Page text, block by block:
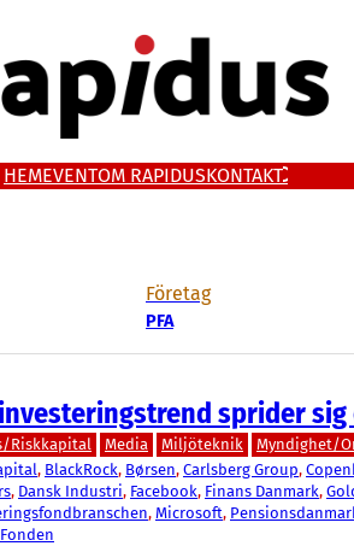
HEMEVENTOM RAPIDUSKONTAKT
Företag
PFA
sprider
Riskkapital Media Miljöteknik Myndighet/
, BlackRock, Børsen, Carlsberg Group,
, Dansk Industri, Facebook, Finans Danmark,
, Microsoft,